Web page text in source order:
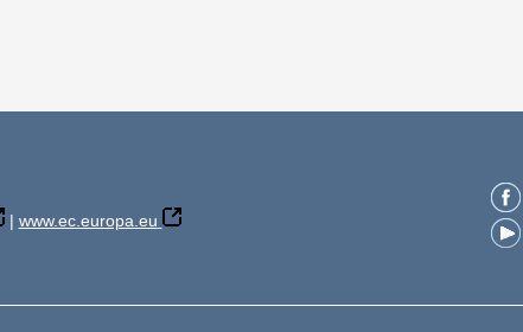
| www.ec.europa.eu